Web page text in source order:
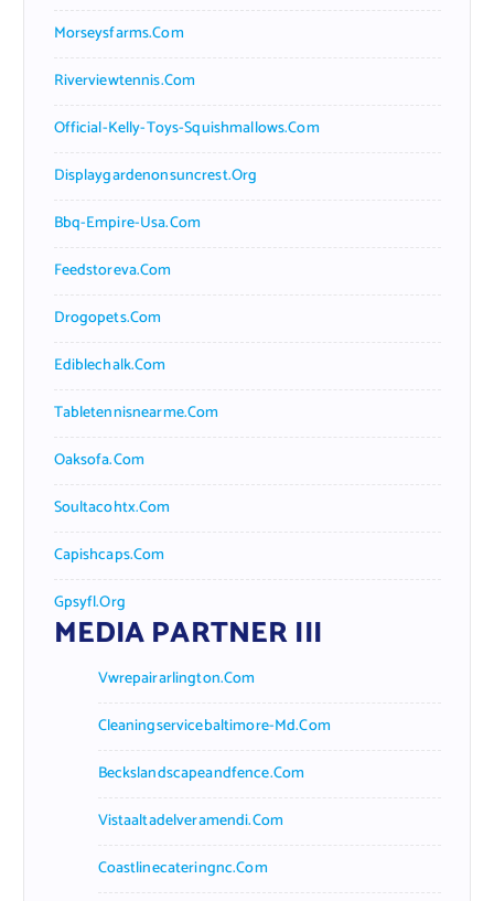
Morseysfarms.com
Riverviewtennis.com
Official-Kelly-Toys-Squishmallows.com
Displaygardenonsuncrest.org
Bbq-Empire-Usa.com
Feedstoreva.com
Drogopets.com
Ediblechalk.com
Tabletennisnearme.com
Oaksofa.com
Soultacohtx.com
Capishcaps.com
Gpsyfl.org
MEDIA PARTNER III
Vwrepairarlington.com
Cleaningservicebaltimore-Md.com
Beckslandscapeandfence.com
Vistaaltadelveramendi.com
Coastlinecateringnc.com